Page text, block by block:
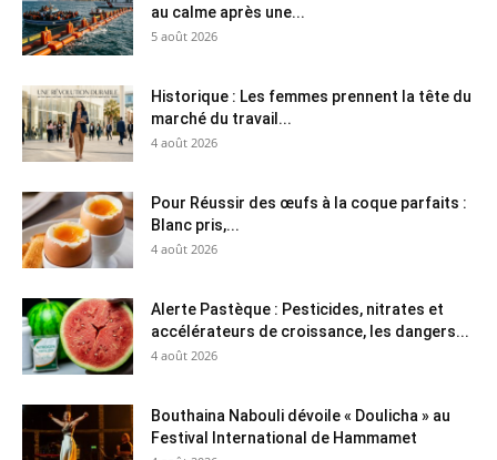
au calme après une...
5 août 2026
Historique : Les femmes prennent la tête du
marché du travail...
4 août 2026
Pour Réussir des œufs à la coque parfaits :
Blanc pris,...
4 août 2026
Alerte Pastèque : Pesticides, nitrates et
accélérateurs de croissance, les dangers...
4 août 2026
Bouthaina Nabouli dévoile « Doulicha » au
Festival International de Hammamet